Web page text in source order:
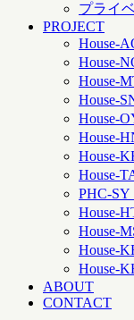
プライ
PROJECT
House-
House-
House-
House-
House-
House-
House-
House-
PHC-SY
House-
House-
House-
House-
ABOUT
CONTACT